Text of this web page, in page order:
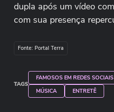
dupla após um vídeo
com sua presença
novembro de 2021, o
negativo da sósia no
por maldade de causar
como convidada”, disse
Fonte: Portal Terra
TAGS
FAMOSOS EM REDES SOCIAIS
MÚSICA
ENTRETÊ